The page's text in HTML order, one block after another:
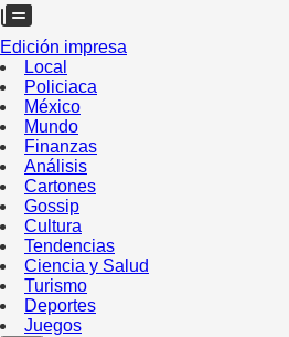
Edición impresa
Local
Policiaca
México
Mundo
Finanzas
Análisis
Cartones
Gossip
Cultura
Tendencias
Ciencia y Salud
Turismo
Deportes
Juegos